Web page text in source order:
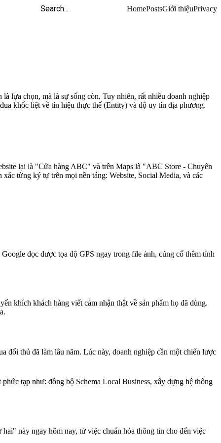
HomePostsGiới thiệuPrivacy
lựa chọn, mà là sự sống còn. Tuy nhiên, rất nhiều doanh nghiệp
khốc liệt về tín hiệu thực thể (Entity) và độ uy tín địa phương.
lại là "Cửa hàng ABC" và trên Maps là "ABC Store - Chuyên
từng ký tự trên mọi nền tảng: Website, Social Media, và các
đọc được tọa độ GPS ngay trong file ảnh, củng cố thêm tính
khích khách hàng viết cảm nhận thật về sản phẩm họ đã dùng.
đối thủ đã làm lâu năm. Lúc này, doanh nghiệp cần một chiến lược
tạp như: đồng bộ Schema Local Business, xây dựng hệ thống
này ngay hôm nay, từ việc chuẩn hóa thông tin cho đến việc